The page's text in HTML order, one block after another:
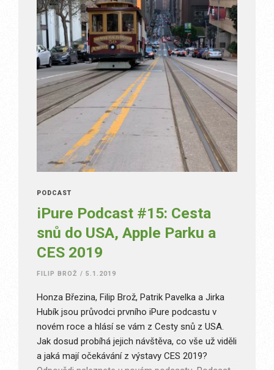
PODCAST
iPure Podcast #15: Cesta
snů do USA, Apple Parku a
CES 2019
FILIP BROŽ / 5.1.2019
Honza Březina, Filip Brož, Patrik Pavelka a Jirka
Hubík jsou průvodci prvního iPure podcastu v
novém roce a hlásí se vám z Cesty snů z USA.
Jak dosud probíhá jejich návštěva, co vše už viděli
a jaká mají očekávání z výstavy CES 2019?